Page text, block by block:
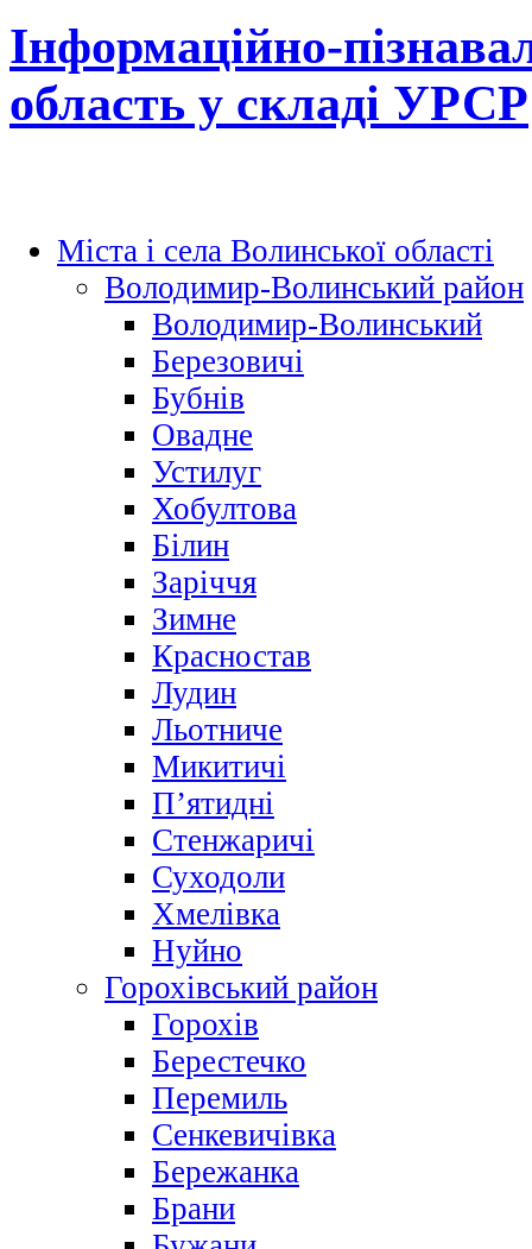
Інформаційно-
область у складі УРСР
Міста і села Волинської області
Володимир-Волинський район
Володимир-Волинський
Березовичі
Бубнів
Овадне
Устилуг
Хобултова
Білин
Заріччя
Зимне
Красностав
Лудин
Льотниче
Микитичі
П’ятидні
Стенжаричі
Суходоли
Хмелівка
Нуйно
Горохівський район
Горохів
Берестечко
Перемиль
Сенкевичівка
Бережанка
Брани